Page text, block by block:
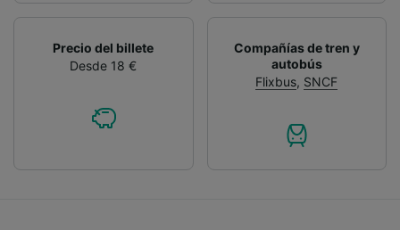
Precio del billete
Desde 18 €
Compañías de tren y
autobús
Flixbus, SNCF